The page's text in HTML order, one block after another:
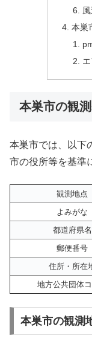
本巣
本巣市の観
本巣市では、以下
市の役所等を基準
観測地点
よみがな
都道府県名
郵便番号
住所・所在
地方公共団体
本巣市の観測